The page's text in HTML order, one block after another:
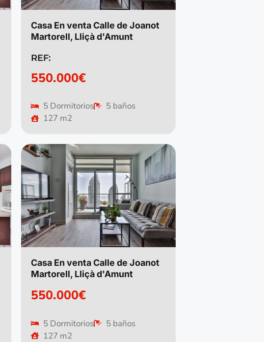
Casa En venta Calle de Joanot
Martorell, Lliçà d'Amunt
REF:
550.000€
5 Dormitorios
5 baños
127 m2
Casa En venta Calle de Joanot
Martorell, Lliçà d'Amunt
550.000€
5 Dormitorios
5 baños
127 m2